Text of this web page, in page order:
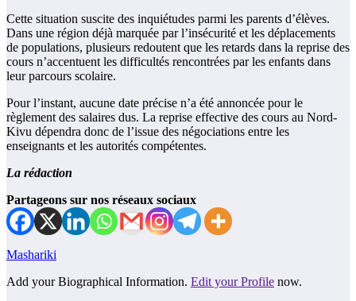
Cette situation suscite des inquiétudes parmi les parents d’élèves.
Dans une région déjà marquée par l’insécurité et les déplacements
de populations, plusieurs redoutent que les retards dans la reprise des
cours n’accentuent les difficultés rencontrées par les enfants dans
leur parcours scolaire.
Pour l’instant, aucune date précise n’a été annoncée pour le
règlement des salaires dus. La reprise effective des cours au Nord-
Kivu dépendra donc de l’issue des négociations entre les
enseignants et les autorités compétentes.
La rédaction
Partageons sur nos réseaux sociaux
Mashariki
Add your Biographical Information. Edit your Profile now.